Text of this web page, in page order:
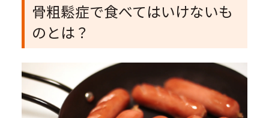
骨粗鬆症で食べてはいけないも
のとは？